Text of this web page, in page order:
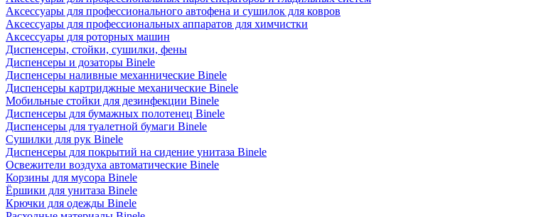
Аксессуары для профессионального автофена и сушилок для ковров
Аксессуары для профессиональных аппаратов для химчистки
Аксессуары для роторных машин
Диспенсеры, стойки, сушилки, фены
Диспенсеры и дозаторы Binele
Диспенсеры наливные механнические Binele
Диспенсеры картриджные механические Binele
Мобильные стойки для дезинфекции Binele
Диспенсеры для бумажных полотенец Binele
Диспенсеры для туалетной бумаги Binele
Сушилки для рук Binele
Диспенсеры для покрытий на сидение унитаза Binele
Освежители воздуха автоматические Binele
Корзины для мусора Binele
Ёршики для унитаза Binele
Крючки для одежды Binele